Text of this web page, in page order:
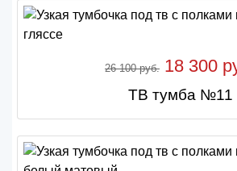
26 100 руб. 18 300
ТВ тумба №11